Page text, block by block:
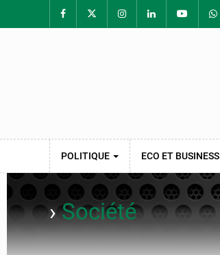
POLITIQUE ECO ET BUSINESS
›Société